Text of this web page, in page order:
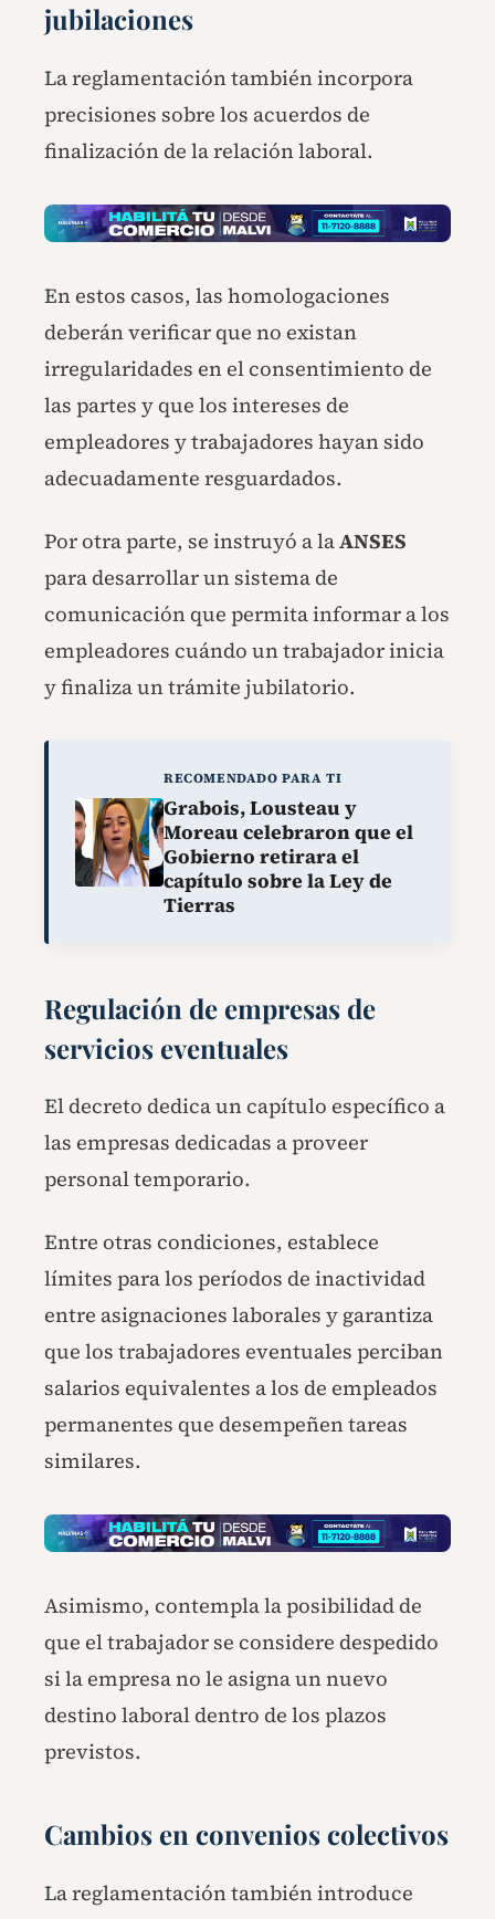
jubilaciones
La reglamentación también incorpora
precisiones sobre los acuerdos de
finalización de la relación laboral.
En estos casos, las homologaciones
deberán verificar que no existan
irregularidades en el consentimiento de
las partes y que los intereses de
empleadores y trabajadores hayan sido
adecuadamente resguardados.
Por otra parte, se instruyó a laANSES
para desarrollar un sistema de
comunicación que permita informar a los
empleadores cuándo un trabajador inicia
y finaliza un trámite jubilatorio.
RECOMENDADO PARA TI
Grabois, Lousteau y
Moreau celebraron que el
Gobierno retirara el
capítulo sobre la Ley de
Tierras
Regulación de empresas de
servicios eventuales
El decreto dedica un capítulo específico a
las empresas dedicadas a proveer
personal temporario.
Entre otras condiciones, establece
límites para los períodos de inactividad
entre asignaciones laborales y garantiza
que los trabajadores eventuales perciban
salarios equivalentes a los de empleados
permanentes que desempeñen tareas
similares.
Asimismo, contempla la posibilidad de
que el trabajador se considere despedido
si la empresa no le asigna un nuevo
destino laboral dentro de los plazos
previstos.
Cambios en convenios colectivos
La reglamentación también introduce